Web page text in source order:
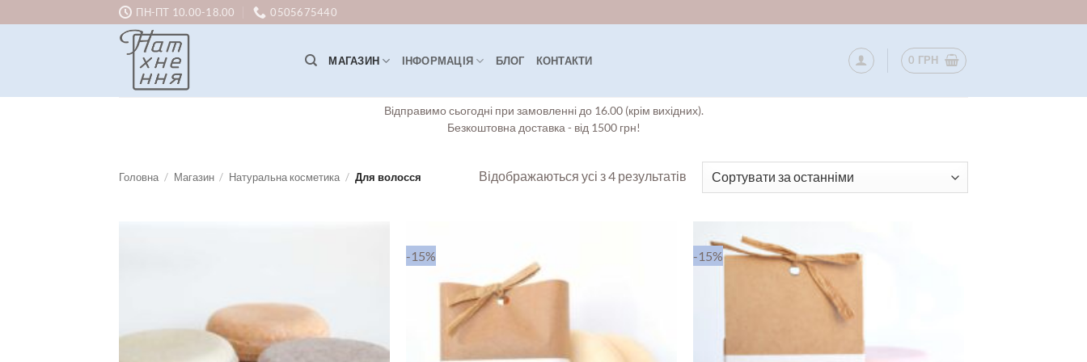
to
ПН-ПТ 10.00-18.00 0505675440
МАГАЗИН ІНФОРМАЦІЯ БЛОГ КОНТАКТИ 0 ГРН
Відправимо сьогодні при замовленні до 16.00 (крім вихідних).
Безкоштовна доставка - від 1500 грн!
Головна / Магазин / Натуральна косметика / Для волосся Відображаються усі з 4 результатівСортовано
-15% -15%